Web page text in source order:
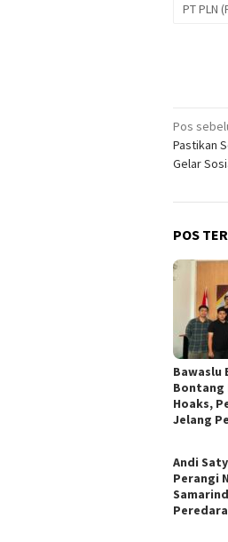
PT PLN
pos
Pos
Pastikan
Gelar
POS
Bawaslu
Bontang
Hoaks,
Jelang
Andi
Perangi